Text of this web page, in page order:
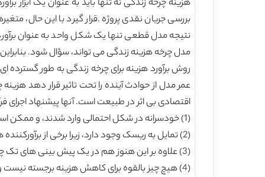
بررسی جریان نقدی پروژه .قرار گیرد با این حال،
نتیجه مدل قطعی تنها یک شکل واحد به عنوان
مدل چرخه هزینه زندگی می تواند، سؤال شود.
روش برآورد هزینه برای چرخه زندگی به طور
اقتصادی بی اثر در طبیعت است. آنها پیشنهاد
(1) خودسرانه در شکل احتمالی وارد شدند، و ممکن است برای پروژه های خاص مناسب باشند؛
(2) تمایل به ریسک وجود دارد، زیرا برخی از برآورکننده ها تمایل به احتمالات در بهترین تخمین خود را دارند؛
(3) علاوه بر این هنوز هم در یک پیش بینی های تک چهره از هزینه نهایی برآورد نتایج: دلالت بر یک درجه از یقین است که به سادگی قابل توجیه نیست.
(4) هیچ چیز بالقوه برای کاهش هزینه برجسته نیست و ممکن است ریسک نزولی را منعکس کند، و بسته به نگرش برآورد و منابع داده های اصلی است (ماک 1997)